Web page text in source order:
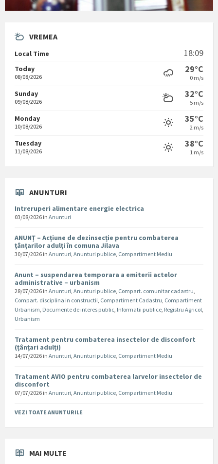
VREMEA
Local Time 18:09
Today
08/08/2026
29°C
0 m/s
Sunday
09/08/2026
32°C
5 m/s
Monday
10/08/2026
35°C
2 m/s
Tuesday
11/08/2026
38°C
1 m/s
ANUNTURI
Intreruperi alimentare energie electrica
03/08/2026 in Anunturi
ANUNȚ – Acțiune de dezinsecție pentru combaterea
țânțarilor adulți în comuna Jilava
30/07/2026 in Anunturi, Anunturi publice, Compartiment Mediu
Anunt – suspendarea temporara a emiterii actelor
administrative – urbanism
28/07/2026 in Anunturi, Anunturi publice, Compart. comunitar cadastru,
Compart. disciplina in constructii, Compartiment Cadastru, Compartiment
Urbanism, Documente de interes public, Informatii publice, Registru Agricol,
Urbanism
Tratament pentru combaterea insectelor de disconfort
(țânțari adulți)
14/07/2026 in Anunturi, Anunturi publice, Compartiment Mediu
Tratament AVIO pentru combaterea larvelor insectelor de
disconfort
07/07/2026 in Anunturi, Anunturi publice, Compartiment Mediu
VEZI TOATE ANUNTURILE
MAI MULTE